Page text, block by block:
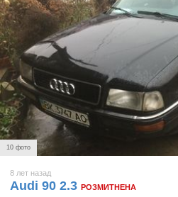
10 фото
8 лет назад
Audi 90 2.3 РОЗМИТНЕНА